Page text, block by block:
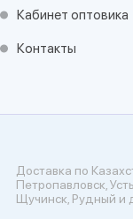
Кабинет оптовика
Контакты
Доставка по
Петропавловск,
Щучинск, Рудный и